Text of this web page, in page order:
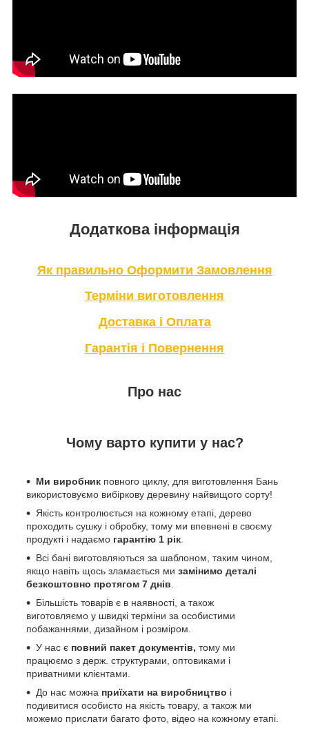
Додаткова інформація
Як правильно Оформити Замовлення
Терміни виготовлення
Доставка і Оплата
Гарантія і Повернення
Про нас
Чому варто купити у нас?
Ми виробник повного циклу, для виготовлення Бань
використовуємо вибіркову деревину найвищого сорту!
Якість контролюється на кожному етапі, дерево
проходить сушку і обробку, тому ми впевнені в своєму
продукті і надаємо гарантію 1 рік.
Всі бані виготовляються за шаблоном, таким чином,
якщо навіть щось зламається ми замінимо деталі
безкоштовно протягом 7 днів.
Більшість товарів є в наявності, а також
виготовляємо у швидкі терміни за особистими
побажаннями, дизайном і розміром.
У нас є повний пакет документів, тому ми
працюємо з держ. структурами, оптовиками і
приватними клієнтами.
До нас можна приїхати на виробництво і
подивитися особисто на якість товару, а також ми
можемо прислати багато фото, відео на кожному етапі.